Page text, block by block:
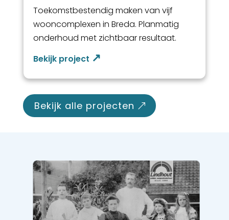
Toekomstbestendig maken van vijf
wooncomplexen in Breda. Planmatig
onderhoud met zichtbaar resultaat.
bekijk alle projecten